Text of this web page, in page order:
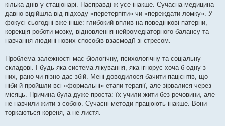
кілька днів у стаціонарі. Насправді ж усе інакше. Сучасна медицина
давно відійшла від підходу «перетерпіти» чи «переждати ломку». У
фокусі сьогодні вже інше: глибокий вплив на поведінкові патерни,
корекція роботи мозку, відновлення нейромедіаторного балансу та
навчання людині нових способів взаємодії зі стресом.
Проблема залежності має біологічну, психологічну та соціальну
складові. І будь-яка система лікування, яка ігнорує хоча б одну з
них, рано чи пізно дає збій. Мені доводилося бачити пацієнтів, що
ніби й пройшли всі «формальні» етапи терапії, але зірвалися через
місяць. Причина була дуже проста: їх учили жити без речовини, але
не навчили жити з собою. Сучасні методи працюють інакше. Вони
торкаються кореня, а не листя.